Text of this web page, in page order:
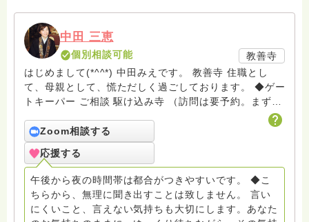
中田 三恵
個別相談可能
教善寺
はじめまして(*^^*) 中田みえです。 教善寺 住職とし
て、母親として、慌ただしく過ごしております。 ◆ゲー
トキーパー ご相談 駆け込み寺 （訪問は要予約。まずは
ターミナルケア、看取り、グリーフケア、希死念慮、自
死、産前産後うつ、育児、DV、デートDV、トラウマ、
PTSD、傾聴トレーナー、手話、要約筆記、行政相談
員、女性支援員、小学校 中学校支援員としても、ケア
サポートをしています。 ◆一般社団法人『グリーフケア
ともしび』理事長 【ともしび遺族会】運営 毎月 第１
金・昼夜2回開催（大阪駅前第3ビル） 14：00〜，18：
Zoom相談する
応援する
午後から夜の時間帯は都合がつきやすいです。 ◆こ
ちらから、無理に聞き出すことは致しません。 言い
にくいこと、言えない気持ちも大切にします。あなた